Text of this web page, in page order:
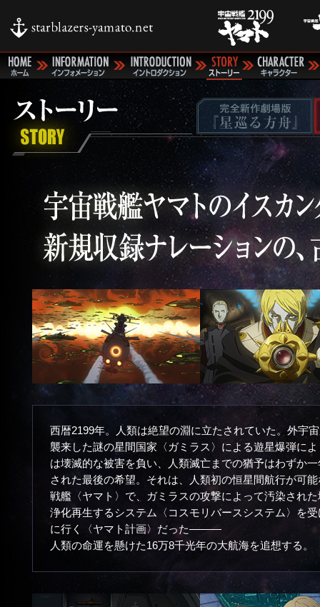
西暦2199年。人類は絶望の淵に立たされていた。外宇
襲来した謎の星間国家〈ガミラス〉による遊星爆弾に
は壊滅的な被害を負い、人類滅亡までの猶予はわずか
された最後の希望。それは、人類初の恒星間航行が可
戦艦〈ヤマト〉で、ガミラスの攻撃によって汚染され
浄化再生するシステム〈コスモリバースシステム〉を
に行く〈ヤマト計画〉だった―――
人類の命運を懸けた16万8千光年の大航海を追想する。